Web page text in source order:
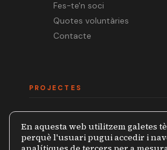
Fes-te'n soci
Quotes voluntàries
Contacte
PROJECTES
Premi Ramon Barnils
Col·lecció Periodistes
En aquesta web utilitzem galetes
perquè l'usuari pugui accedir i